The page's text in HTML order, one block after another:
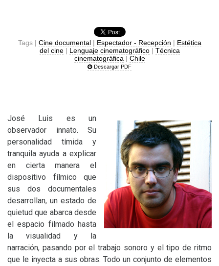
Tags | Cine documental| Espectador - Recepción | Estética
del cine| Lenguaje cinematográfico| Técnica
cinematográfica | Chile
Descargar PDF
José Luis es un
observador innato. Su
personalidad tímida y
tranquila ayuda a explicar
en cierta manera el
dispositivo fílmico que
sus dos documentales
desarrollan, un estado de
quietud que abarca desde
el espacio filmado hasta
la visualidad y la
narración, pasando por el trabajo sonoro y el tipo de ritmo
que le inyecta a sus obras. Todo un conjunto de elementos